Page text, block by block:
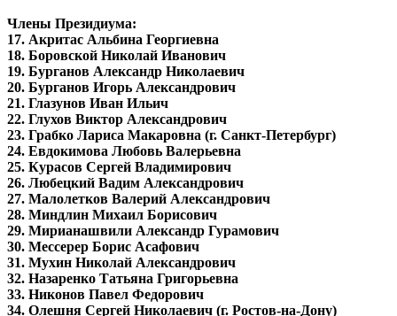
Члены Президиума:
17. Акритас Альбина Георгиевна
18. Боровской Николай Иванович
19. Бурганов Александр Николаевич
20. Бурганов Игорь Александрович
21. Глазунов Иван Ильич
22. Глухов Виктор Александрович
23. Грабко Лариса Макаровна (г. Санкт-Петербург)
24. Евдокимова Любовь Валерьевна
25. Курасов Сергей Владимирович
26. Любецкий Вадим Александрович
27. Малолетков Валерий Александрович
28. Миндлин Михаил Борисович
29. Мирианашвили Александр Гурамович
30. Мессерер Борис Асафович
31. Мухин Николай Александрович
32. Назаренко Татьяна Григорьевна
33. Никонов Павел Федорович
34. Олешня Сергей Николаевич (г. Ростов-на-Дону)